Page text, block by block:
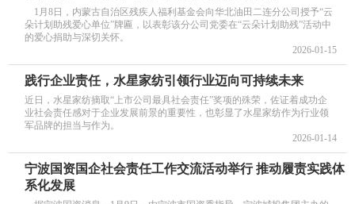
1月8日，内蒙古自治区残疾人福利基金会向华北油田二连分公司授予“云
朵计划助残爱心单位”牌匾，以表彰该分公司党委在“云朵计划助残”活动中
的爱心捐助与深切关怀。
2026-01-15
践行企业责任，水星家纺引领行业迈向可持续未来
近日，水星家纺摘取“上市公司最具社会责任”奖项的殊荣，佐证着成功企
业社会责任感对于企业发展前景的重要性，也彰显了水星家纺作为行业领
军品牌的担当与作为。
2026-01-14
宁波国资国企社会责任工作交流活动举行 推动履责实践体
系化发展